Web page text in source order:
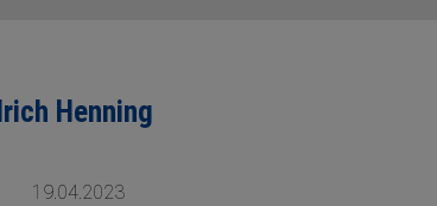
Henning
19.04.2023